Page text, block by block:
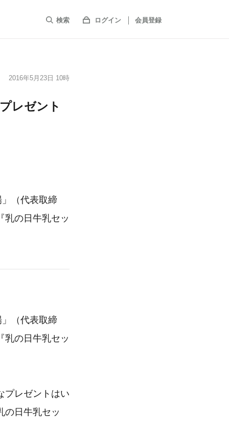
検索 ログイン 会員登録
2016年5月23日 10時
レゼント
（代表取締
乳の日牛乳セッ
（代表取締
乳の日牛乳セッ
プレゼントはい
の日牛乳セッ